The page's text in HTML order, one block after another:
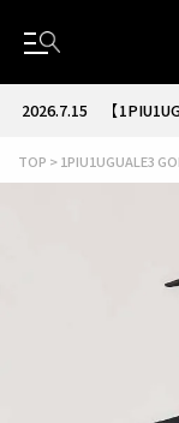
2026.7.15【
TOP 1PIU1UGUALE3